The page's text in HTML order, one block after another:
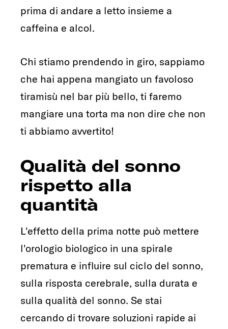
prima di andare a letto insieme a
caffeina e alcol.
Chi stiamo prendendo in giro, sappiamo
che hai appena mangiato un favoloso
tiramisù nel bar più bello, ti faremo
mangiare una torta ma non dire che non
ti abbiamo avvertito!
Qualità del sonno
rispetto alla
quantità
L'effetto della prima notte può mettere
l'orologio biologico in una spirale
prematura e influire sul ciclo del sonno,
sulla risposta cerebrale, sulla durata e
sulla qualità del sonno. Se stai
cercando di trovare soluzioni rapide ai